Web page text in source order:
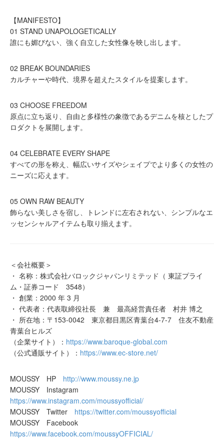
【MANIFESTO】
01 STAND UNAPOLOGETICALLY
誰にも媚びない、強く自立した女性像を映し出します。
02 BREAK BOUNDARIES
カルチャーや時代、境界を超えたスタイルを提案します。
03 CHOOSE FREEDOM
原点に立ち返り、自由と多様性の象徴であるデニムを核としたプ
ロダクトを展開します。
04 CELEBRATE EVERY SHAPE
すべての形を称え、幅広いサイズやシェイプでより多くの女性の
ニーズに応えます。
05 OWN RAW BEAUTY
飾らない美しさを宿し、トレンドに左右されない、シンプルなエ
ッセンシャルアイテムも取り揃えます。
＜会社概要＞
・ 名称：株式会社バロックジャパンリミテッド（ 東証プライ
ム・証券コード 3548）
・ 創業：2000 年 3 月
・ 代表者：代表取締役社長 兼 最高経営責任者 村井 博之
・ 所在地：〒153-0042 東京都目黒区青葉台4-7-7 住友不動産
青葉台ヒルズ
（企業サイト）： https://www.baroque-global.com
（公式通販サイト）： https://www.ec-store.net/
MOUSSY HP http://www.moussy.ne.jp
MOUSSY Instagram
https://www.instagram.com/moussyofficial/
MOUSSY Twitter https://twitter.com/moussyofficial
MOUSSY Facebook
https://www.facebook.com/moussyOFFICIAL/